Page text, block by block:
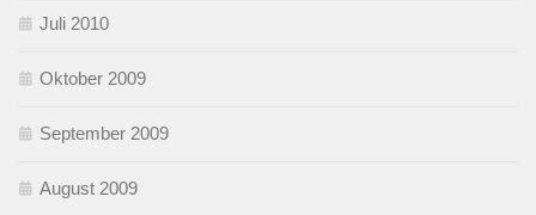
Juli 2010
Oktober 2009
September 2009
August 2009